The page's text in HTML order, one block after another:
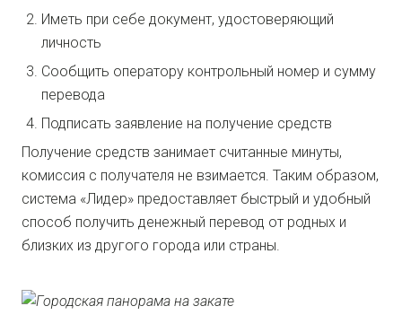
Иметь при себе документ, удостоверяющий
личность
Сообщить оператору контрольный номер и сумму
перевода
Подписать заявление на получение средств
Получение средств занимает считанные минуты,
комиссия с получателя не взимается. Таким образом,
система «Лидер» предоставляет быстрый и удобный
способ получить денежный перевод от родных и
близких из другого города или страны.